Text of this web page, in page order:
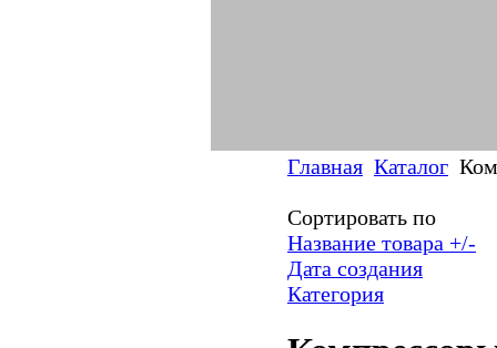
Главная Каталог
Сортировать по
Название товара +/-
Дата создания
Категория